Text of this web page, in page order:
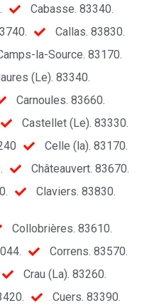
Cabasse. 83340.
Callas. 83830.
la-Source. 83170.
(Le). 83340.
Carnoules. 83660.
Castellet (Le). 83330.
Celle (la). 83170.
Châteauvert. 83670.
Claviers. 83830.
Collobrières. 83610.
Correns. 83570.
Crau (La). 83260.
Cuers. 83390.